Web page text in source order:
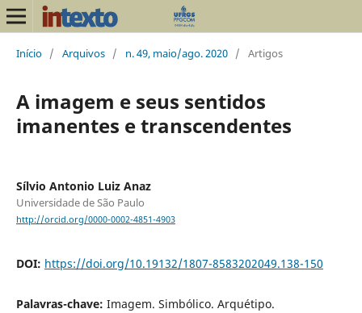
Início / Arquivos / n. 49, maio/ago. 2020 / Artigos
A imagem e seus sentidos
imanentes e transcendentes
Sílvio Antonio Luiz Anaz
Universidade de São Paulo
http://orcid.org/0000-0002-4851-4903
DOI: https://doi.org/10.19132/1807-8583202049.138-150
Palavras-chave: Imagem. Simbólico. Arquétipo.